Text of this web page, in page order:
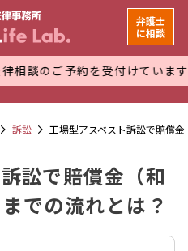
約を受付けています。 万全な
弁護士
に相談
訴訟 工場型アスベスト訴訟で賠償
訟で賠償金（和
での流れとは？